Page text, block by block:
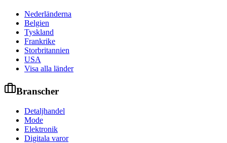
Nederländerna
Belgien
Tyskland
Frankrike
Storbritannien
USA
Visa alla länder
Branscher
Detaljhandel
Mode
Elektronik
Digitala varor